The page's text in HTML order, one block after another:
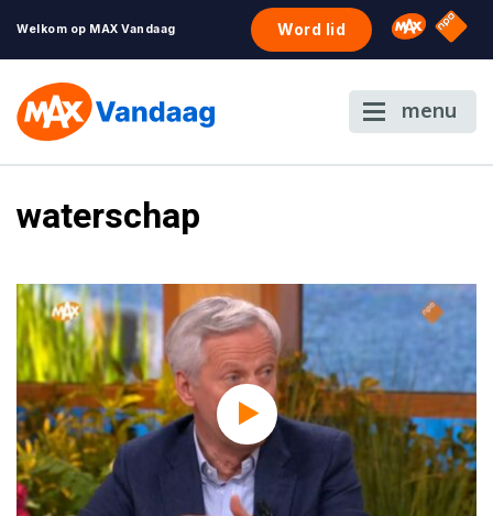
Welkom op MAX Vandaag Word lid Omroep
NPO
menu
waterschap